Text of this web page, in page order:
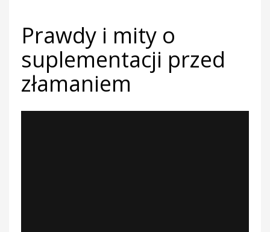
Prawdy i mity o
suplementacji przed
złamaniem